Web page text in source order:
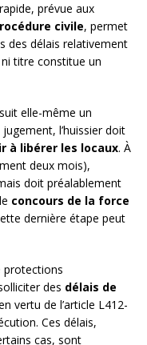
prévue aux
civile, permet
des délais relativement
titre constitue un
elle-même un
l’huissier doit
à libérer les locaux. À
deux mois),
doit préalablement
concours de la force
dernière étape peut
protections
des délais de
vertu de l’article L412-
Ces délais,
cas, sont